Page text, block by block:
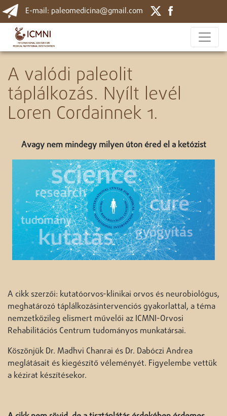
E-mail: paleomedicina@gmail.com
A valódi paleolit
táplálkozás. Nyílt levél
Loren Cordainnek 1.
Avagy nem mindegy milyen úton éred el a ketózist
A cikk szerzői: kutatóorvos-klinikai orvos és neurobiológus,
meghatározó táplálkozásintervenciós gyakorlattal, a téma
nemzetközileg elismert művelői az ICMNI-Orvosi
Rehabilitációs Centrum tudományos munkatársai.
Köszönjük Dr. Madhvi Chanrai és Dr. Dabóczi Andrea
meglátásait és kiegészítő véleményét. Figyelembe vettük
a kézirat készítésekor.